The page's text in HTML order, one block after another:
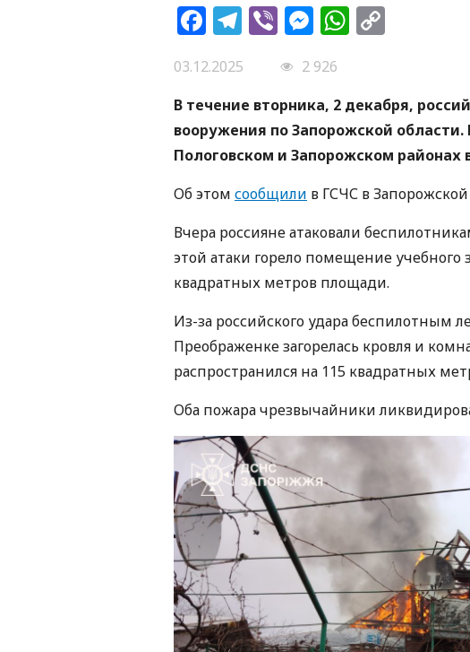
Facebook
Telegram
ViberMessenger
WhatsApp
03.12.2025
2 926
В течение вторника, 2 декабря,
вооружения по Запорожской области.
Пологовском и Запорожском районах
Об этом сообщили в ГСЧС в Запорожской
Вчера россияне атаковали
этой атаки горело помещение учебного
квадратных метров площади.
Из-за российского удара беспилотным
Преображенке загорелась кровля и
распространился на 115 квадратных
Оба пожара чрезвычайники